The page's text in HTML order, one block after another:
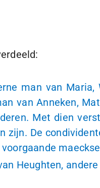
man van
van Anneken,
Met dien
De
Heughten,